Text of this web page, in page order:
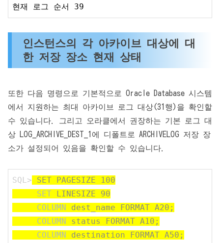
현재 로그 순서 39
인스턴스의 각 아카이브 대상에 대
한 저장 장소 현재 상태
또한 다음 명령으로 기본적으로 Oracle Database 시스템
에서 지원하는 최대 아카이브 로그 대상(31행)을 확인할
수 있습니다. 그리고 오라클에서 권장하는 기본 로그 대
상 LOG_ARCHIVE_DEST_1에 디폴트로 ARCHIVELOG 저장 장
소가 설정되어 있음을 확인할 수 있습니다.
SQL>
SET PAGESIZE 100
SET LINESIZE 90
COLUMN
dest_name FORMAT A20;
COLUMN
status FORMAT A10;
COLUMN
destination FORMAT A50;